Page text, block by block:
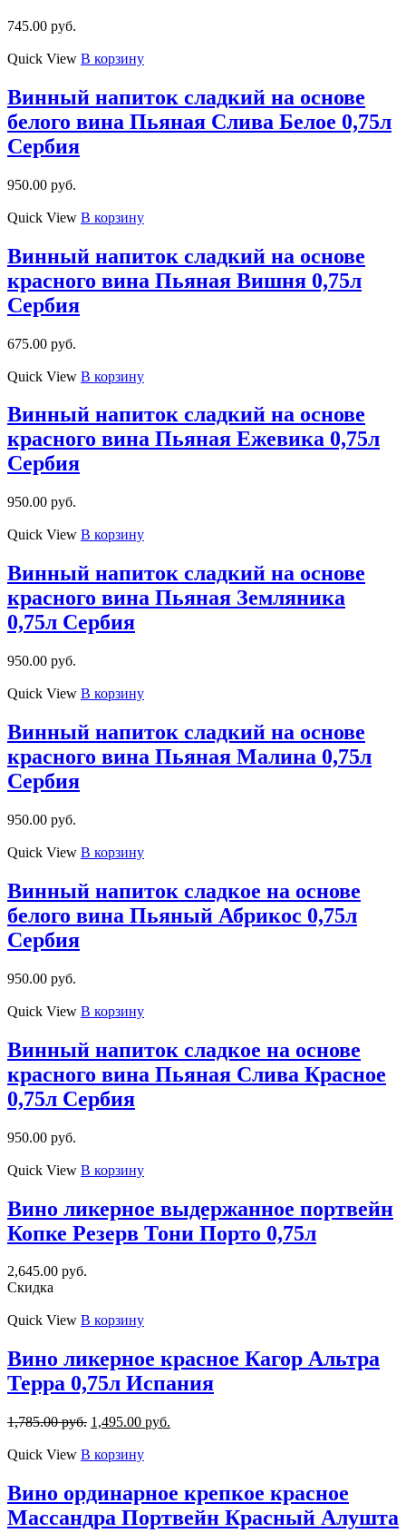
745.00 руб.
Quick View В корзину
Винный напиток сладкий на основе
белого вина Пьяная Слива Белое 0,75л
Сербия
950.00 руб.
Quick View В корзину
Винный напиток сладкий на основе
красного вина Пьяная Вишня 0,75л
Сербия
675.00 руб.
Quick View В корзину
Винный напиток сладкий на основе
красного вина Пьяная Ежевика 0,75л
Сербия
950.00 руб.
Quick View В корзину
Винный напиток сладкий на основе
красного вина Пьяная Земляника
0,75л Сербия
950.00 руб.
Quick View В корзину
Винный напиток сладкий на основе
красного вина Пьяная Малина 0,75л
Сербия
950.00 руб.
Quick View В корзину
Винный напиток сладкое на основе
белого вина Пьяный Абрикос 0,75л
Сербия
950.00 руб.
Quick View В корзину
Винный напиток сладкое на основе
красного вина Пьяная Слива Красное
0,75л Сербия
950.00 руб.
Quick View В корзину
Вино ликерное выдержанное портвейн
Копке Резерв Тони Порто 0,75л
2,645.00 руб.
Скидка
Quick View В корзину
Вино ликерное красное Кагор Альтра
Терра 0,75л Испания
1,785.00руб. 1,495.00 руб.
Quick View В корзину
Вино ординарное крепкое красное
Массандра Портвейн Красный Алушта